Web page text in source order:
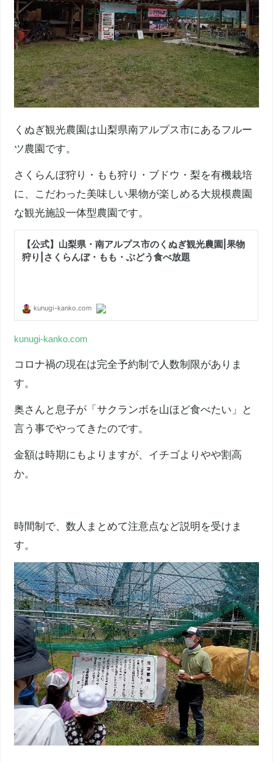
くぬぎ観光農園は山梨県南アルプス市にあるフルー
ツ農園です。
さくらんぼ狩り・もも狩り・ブドウ・梨を有機栽培
に、こだわった美味しい果物が楽しめる大規模農園
な観光施設一体型農園です。
kunugi-kanko.com
コロナ禍の現在は完全予約制で人数制限がありま
す。
奥さんと息子が「サクランボを山ほど食べたい」と
言う事でやってきたのです。
金額は時期にもよりますが、イチゴよりやや割高
か。
時間制で、数人まとめて注意点など説明を受けま
す。